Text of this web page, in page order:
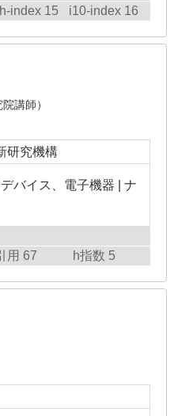
h-index 15 i10-index 16
講師）
研究機構
バイス、電子機器 | ナ
用 67 h指数 5